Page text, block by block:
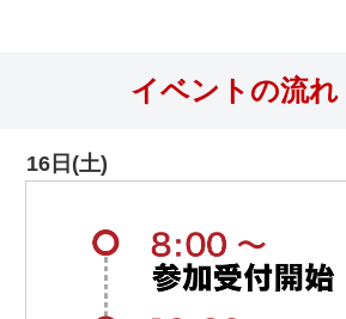
イベントの流れ
16日(土)